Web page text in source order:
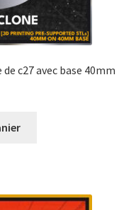
c27 avec base 40mm